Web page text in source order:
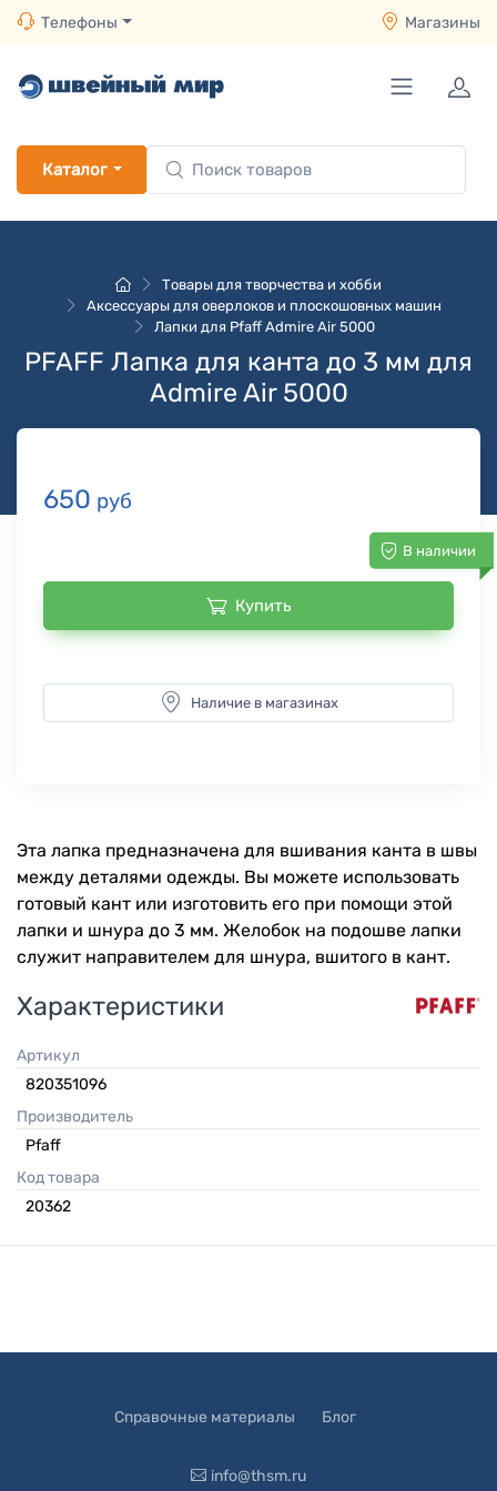
Телефоны Магазины
Каталог
Товары для творчества и хобби
Аксессуары для оверлоков и плоскошовных машин
Лапки для Pfaff Admire Air 5000
PFAFF Лапка для канта до 3 мм для
Admire Air 5000
650 руб
В наличии
Купить
Наличие в магазинах
Эта лапка предназначена для вшивания канта в швы
между деталями одежды. Вы можете использовать
готовый кант или изготовить его при помощи этой
лапки и шнура до 3 мм. Желобок на подошве лапки
служит направителем для шнура, вшитого в кант.
Характеристики
Артикул
820351096
Производитель
Pfaff
Код товара
20362
Справочные материалы Блог
info@thsm.ru